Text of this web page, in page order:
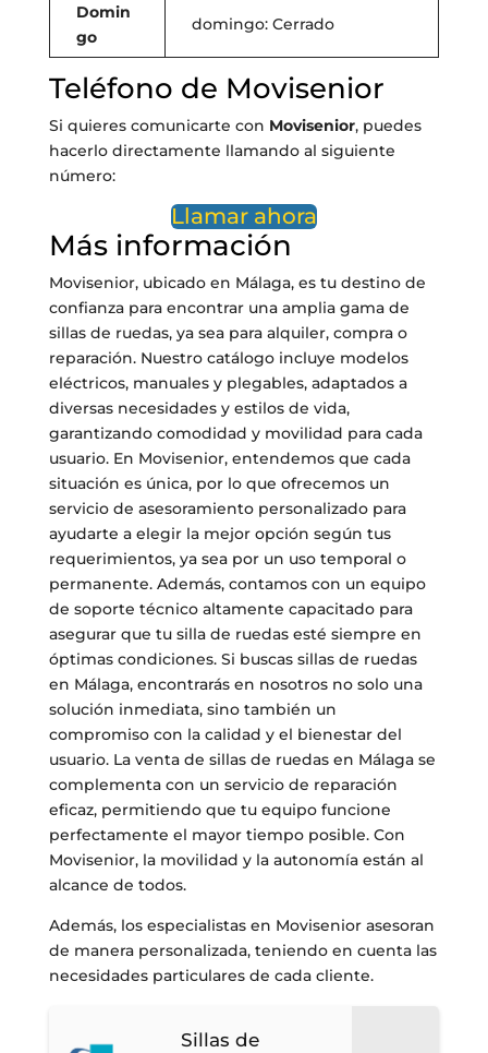
Domin
go
domingo: Cerrado
Teléfono de Movisenior
Si quieres comunicarte con Movisenior, puedes
hacerlo directamente llamando al siguiente
número:
Llamar ahora
Más información
Movisenior, ubicado en Málaga, es tu destino de
confianza para encontrar una amplia gama de
sillas de ruedas, ya sea para alquiler, compra o
reparación. Nuestro catálogo incluye modelos
eléctricos, manuales y plegables, adaptados a
diversas necesidades y estilos de vida,
garantizando comodidad y movilidad para cada
usuario. En Movisenior, entendemos que cada
situación es única, por lo que ofrecemos un
servicio de asesoramiento personalizado para
ayudarte a elegir la mejor opción según tus
requerimientos, ya sea por un uso temporal o
permanente. Además, contamos con un equipo
de soporte técnico altamente capacitado para
asegurar que tu silla de ruedas esté siempre en
óptimas condiciones. Si buscas sillas de ruedas
en Málaga, encontrarás en nosotros no solo una
solución inmediata, sino también un
compromiso con la calidad y el bienestar del
usuario. La venta de sillas de ruedas en Málaga se
complementa con un servicio de reparación
eficaz, permitiendo que tu equipo funcione
perfectamente el mayor tiempo posible. Con
Movisenior, la movilidad y la autonomía están al
alcance de todos.
Además, los especialistas en Movisenior asesoran
de manera personalizada, teniendo en cuenta las
necesidades particulares de cada cliente.
Sillas de